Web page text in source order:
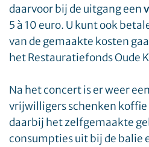
daarvoor bij de uitgang een
5 à 10 euro. U kunt ook
van de gemaakte kosten
het Restauratiefonds Oude
Na het concert is er weer
vrijwilligers schenken koffie
daarbij het zelfgemaakte
consumpties uit bij de balie